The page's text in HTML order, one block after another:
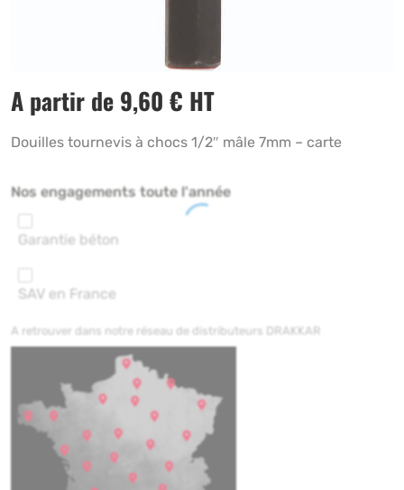
A partir de 9,60 € HT
Douilles tournevis à chocs 1/2″ mâle 7mm – carte
Nos engagements toute l'année
Garantie béton
SAV en France
A retrouver dans notre réseau de distributeurs DRAKKAR